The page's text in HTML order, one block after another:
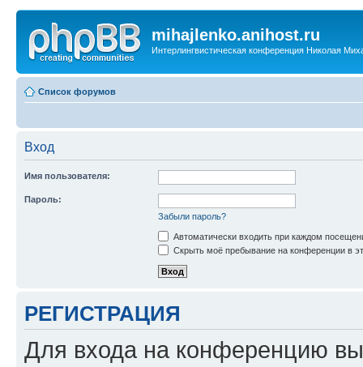
mihajlenko.anihost.ru
Интерлингвистическая конференция Николая
Список форумов
Вход
Имя пользователя:
Пароль:
Забыли пароль?
Автоматически входить при каждом
Скрыть моё пребывание на конференции в
РЕГИСТРАЦИЯ
Для входа на конференцию